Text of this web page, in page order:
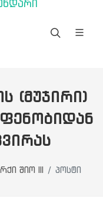
(ᲛᲣᲯᲘᲠᲘ)
შიო III პოსტი